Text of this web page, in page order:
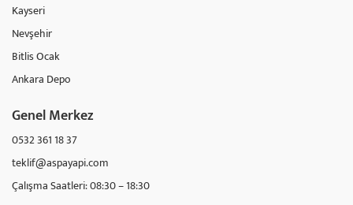
Kayseri
Nevşehir
Bitlis Ocak
Ankara Depo
Genel Merkez
0532 361 18 37
teklif@aspayapi.com
Çalışma Saatleri: 08:30 – 18:30